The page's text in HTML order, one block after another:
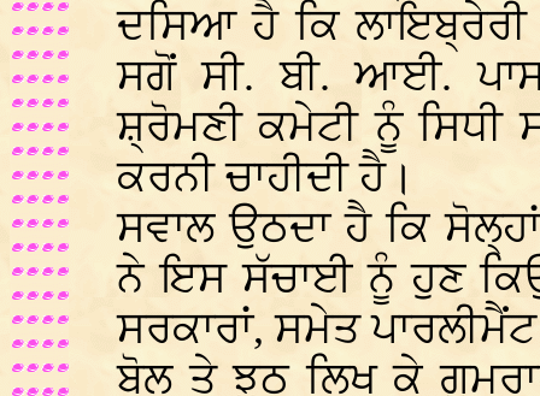
ਦਸਿਆ ਹੈ ਕਿ
ਸਗੋਂ ਸੀ. ਬੀ. ਆਈ.
ਸ਼੍ਰੋਮਣੀ ਕਮੇਟੀ ਨੂੰ ਸਿਧੀ
ਕਰਨੀ ਚਾਹੀਦੀ ਹੈ।
ਸਵਾਲ ਉਠਦਾ ਹੈ ਕਿ
ਨੇ ਇਸ ਸੱਚਾਈ ਨੂੰ ਹੁਣ
ਸਰਕਾਰਾਂ, ਸਮੇਤ
ਬੋਲ ਤੇ ਝੂਠ ਲਿਖ ਕੇ